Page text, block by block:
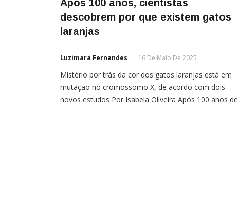
Após 100 anos, cientistas
descobrem por que existem gatos
laranjas
Luzimara Fernandes 16 De Maio De 2025
Mistério por trás da cor dos gatos laranjas está em
mutação no cromossomo X, de acordo com dois
novos estudos Por Isabela Oliveira Após 100 anos de